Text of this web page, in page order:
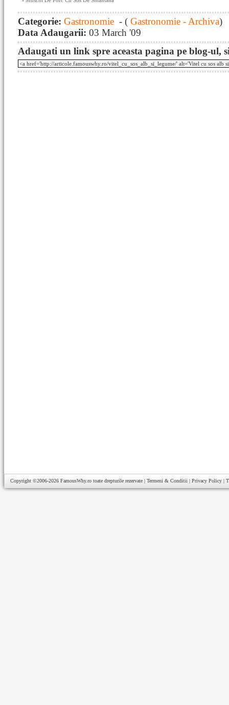
Categorie: Gastronomie - ( Gastronomie - Archiva)
Data Adaugarii: 03 March '09
Adaugati un link spre aceasta pagina pe blog-ul,
Copyright ©2006-2026 FamousWhy.ro toate drepturile rezervate | Termeni & Conditii | Privacy Policy |